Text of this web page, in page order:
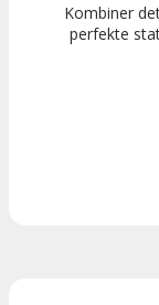
Kombiner
perfekte